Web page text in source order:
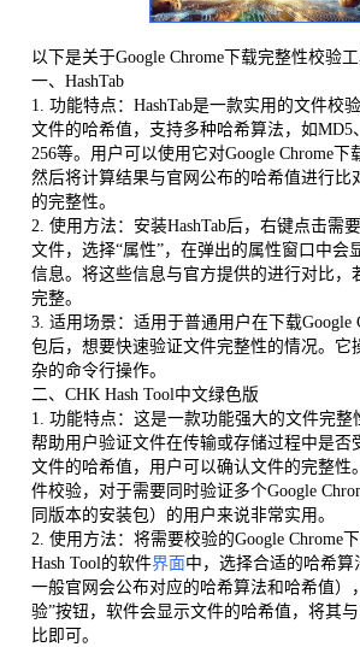
以下是关于Google Chrome下载完整性校验
一、HashTab
1. 功能特点：HashTab是一款实用的文件校
文件的哈希值，支持多种哈希算法，如MD5
256等。用户可以使用它对Google Chrome下
然后将计算结果与官网公布的哈希值进行比
的完整性。
2. 使用方法：安装HashTab后，右键点击需
文件，选择“属性”，在弹出的属性窗口中会
信息。将这些信息与官方提供的进行对比，
完整。
3. 适用场景：适用于普通用户在下载Google
包后，想要快速验证文件完整性的情况。它
杂的命令行操作。
二、CHK Hash Tool中文绿色版
1. 功能特点：这是一款功能强大的文件完整
帮助用户验证文件在传输或存储过程中是否
文件的哈希值，用户可以确认文件的完整性
件校验，对于需要同时验证多个Google
同版本的安装包）的用户来说非常实用。
2. 使用方法：将需要校验的Google Chrome
Hash Tool的软件界面中，选择合适的哈希算
一般官网会公布对应的哈希算法和哈希值）
验”按钮，软件会显示文件的哈希值，将其
比即可。